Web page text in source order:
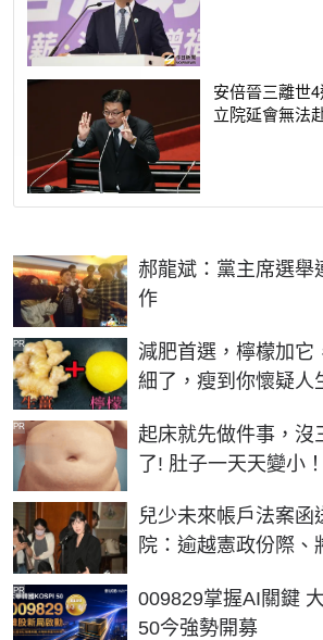
安倍晉三離世
立院延會無法
郝龍斌：黨主席選舉
作
減肥首選，檸檬加它
細了，瘦到你懷疑人
PR
起床就先做件事，沒
了! 肚子一天天變小！
PR
兒少未來帳戶法案
院：逾越憲政份際、
009829掌握AI關鍵
50今強勢開募
PR